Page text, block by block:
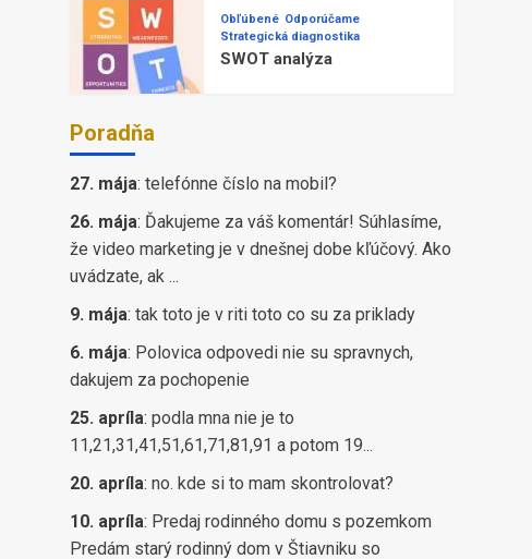
Obľúbené Odporúčame
Strategická diagnostika
SWOT analýza
Poradňa
27. mája: telefónne číslo na mobil?
26. mája: Ďakujeme za váš komentár! Súhlasíme,
že video marketing je v dnešnej dobe kľúčový. Ako
uvádzate, ak ...
9. mája: tak toto je v riti toto co su za priklady
6. mája: Polovica odpovedi nie su spravnych,
dakujem za pochopenie
25. apríla: podla mna nie je to
11,21,31,41,51,61,71,81,91 a potom 19...
20. apríla: no. kde si to mam skontrolovat?
10. apríla: Predaj rodinného domu s pozemkom
Predám starý rodinný dom v Štiavniku so